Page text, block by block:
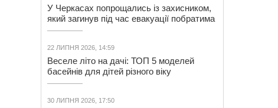
У Черкасах попрощались із захисником,
який загинув під час евакуації побратима
22 ЛИПНЯ 2026, 14:59
Веселе літо на дачі: ТОП 5 моделей
басейнів для дітей різного віку
30 ЛИПНЯ 2026, 17:50